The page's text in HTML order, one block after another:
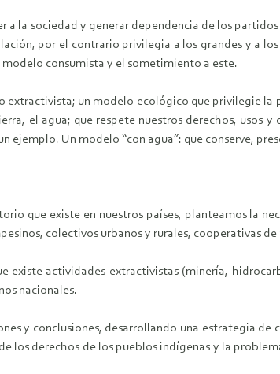
a la sociedad y generar dependencia de los
por el contrario privilegia a los grandes y a
consumista y el sometimiento a este.
un modelo ecológico que privilegie
el agua; que respete nuestros derechos, usos
ejemplo. Un modelo “con agua”: que conserve,
existe en nuestros países, planteamos la
colectivos urbanos y rurales, cooperativas
actividades extractivistas (minería,
nacionales.
y conclusiones, desarrollando una estrategia de
los derechos de los pueblos indígenas y la